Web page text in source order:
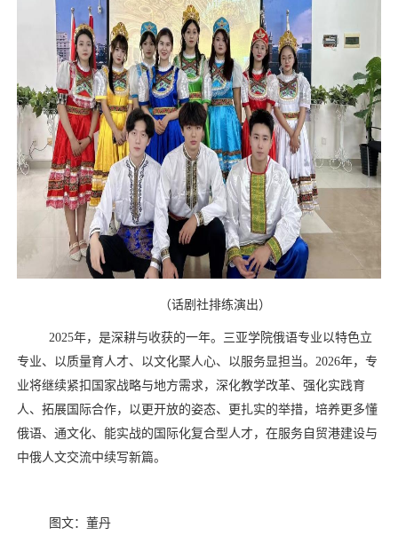
（话剧社排练演出）
2025年，是深耕与收获的一年。三亚学院俄语专业以特色立
专业、以质量育人才、以文化聚人心、以服务显担当。2026年，专
业将继续紧扣国家战略与地方需求，深化教学改革、强化实践育
人、拓展国际合作，以更开放的姿态、更扎实的举措，培养更多懂
俄语、通文化、能实战的国际化复合型人才，在服务自贸港建设与
中俄人文交流中续写新篇。
图文：董丹